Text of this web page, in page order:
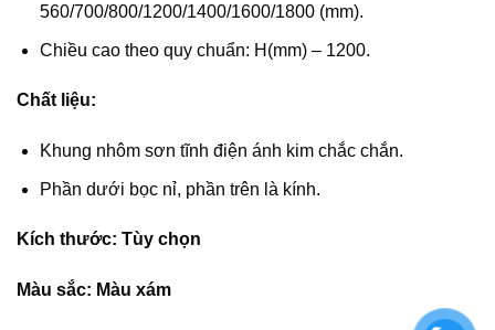
560/700/800/1200/1400/1600/1800 (mm).
Chiều cao theo quy chuẩn: H(mm) – 1200.
Chất liệu:
Khung nhôm sơn tĩnh điện ánh kim chắc chắn.
Phần dưới bọc nỉ, phần trên là kính.
Kích thước: Tùy chọn
Màu sắc: Màu xám